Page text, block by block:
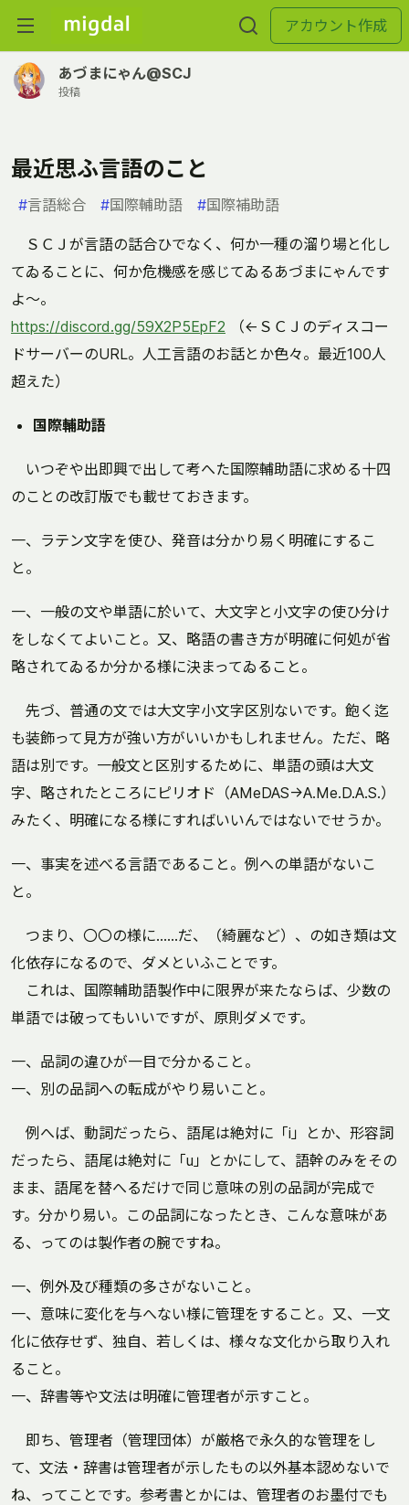
アカウント作成
あづまにゃん@SCJ
投稿
最近思ふ言語のこと
#言語総合 #国際輔助語 #国際補助語
ＳＣＪが言語の話合ひでなく、何か一種の溜り場と化し
てゐることに、何か危機感を感じてゐるあづまにゃんです
よ〜。
https://discord.gg/59X2P5EpF2 （←ＳＣＪのディスコー
ドサーバーのURL。人工言語のお話とか色々。最近100人
超えた）
国際輔助語
いつぞや出即興で出して考へた国際輔助語に求める十四
のことの改訂版でも載せておきます。
一、ラテン文字を使ひ、発音は分かり易く明確にするこ
と。
一、一般の文や単語に於いて、大文字と小文字の使ひ分け
をしなくてよいこと。又、略語の書き方が明確に何処が省
略されてゐるか分かる様に決まってゐること。
先づ、普通の文では大文字小文字区別ないです。飽く迄
も装飾って見方が強い方がいいかもしれません。ただ、略
語は別です。一般文と区別するために、単語の頭は大文
字、略されたところにピリオド（AMeDAS→A.Me.D.A.S.）
みたく、明確になる様にすればいいんではないでせうか。
一、事実を述べる言語であること。例への単語がないこ
と。
つまり、〇〇の様に……だ、（綺麗など）、の如き類は文
化依存になるので、ダメといふことです。
これは、国際輔助語製作中に限界が来たならば、少数の
単語では破ってもいいですが、原則ダメです。
一、品詞の違ひが一目で分かること。
一、別の品詞への転成がやり易いこと。
例へば、動詞だったら、語尾は絶対に「i」とか、形容詞
だったら、語尾は絶対に「u」とかにして、語幹のみをその
まま、語尾を替へるだけで同じ意味の別の品詞が完成で
す。分かり易い。この品詞になったとき、こんな意味があ
る、ってのは製作者の腕ですね。
一、例外及び種類の多さがないこと。
一、意味に変化を与へない様に管理をすること。又、一文
化に依存せず、独自、若しくは、様々な文化から取り入れ
ること。
一、辞書等や文法は明確に管理者が示すこと。
即ち、管理者（管理団体）が厳格で永久的な管理をし
て、文法・辞書は管理者が示したもの以外基本認めないで
ね、ってことです。参考書とかには、管理者のお墨付でも